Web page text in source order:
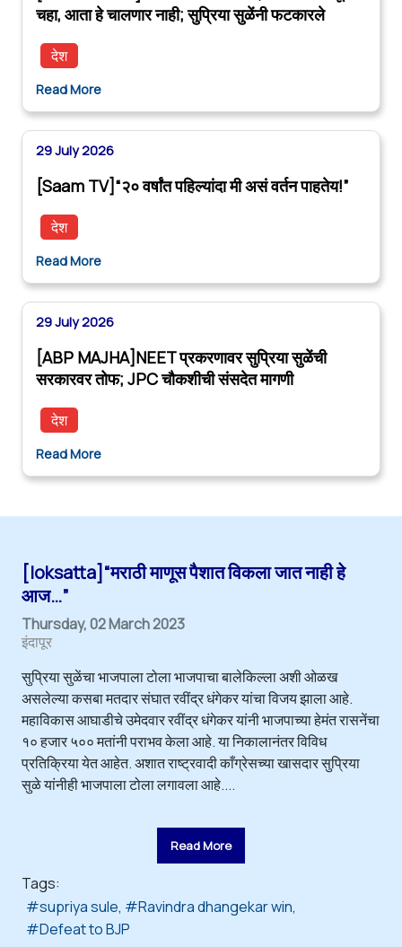
चहा, आता हे चालणार नाही; सुप्रिया सुळेंनी फटकारले
देश
Read More
29 July 2026
[Saam TV]“२० वर्षांत पहिल्यांदा मी असं वर्तन पाहतेय!”
देश
Read More
29 July 2026
[ABP MAJHA]NEET प्रकरणावर सुप्रिया सुळेंची
सरकारवर तोफ; JPC चौकशीची संसदेत मागणी
देश
Read More
[loksatta]“मराठी माणूस पैशात विकला जात नाही हे
आज…”
Thursday, 02 March 2023
इंदापूर
सुप्रिया सुळेंचा भाजपाला टोला भाजपाचा बालेकिल्ला अशी ओळख
असलेल्या कसबा मतदार संघात रवींद्र धंगेकर यांचा विजय झाला आहे.
महाविकास आघाडीचे उमेदवार रवींद्र धंगेकर यांनी भाजपाच्या हेमंत रासनेंचा
१० हजार ५०० मतांनी पराभव केला आहे. या निकालानंतर विविध
प्रतिक्रिया येत आहेत. अशात राष्ट्रवादी काँग्रेसच्या खासदार सुप्रिया
सुळे यांनीही भाजपाला टोला लगावला आहे....
Read More
Tags:
supriya sule
Ravindra dhangekar win
Defeat to BJP